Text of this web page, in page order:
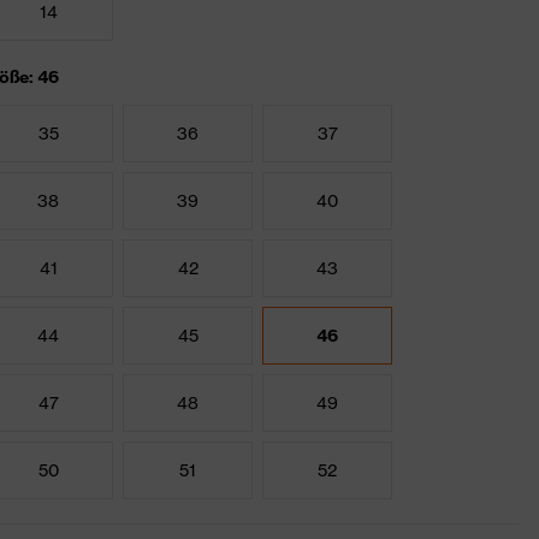
14
46
35 36 37
38 39 40
41 42 43
44 45 46
47 48 49
50 51 52